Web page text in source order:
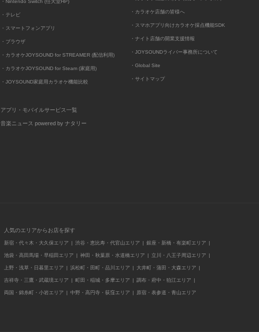
・Nintendo Switch (任天堂HP)
・テレビ
・スマートフォンアプリ
・ブラウザ
・カラオケJOYSOUND for STREAMER (配信利用)
・カラオケJOYSOUND for Steam (家庭用)
・JOYSOUND家庭用カラオケ機能比較
アプリ・モバイルサービス一覧
音楽ニュース powered by ナタリー
・カラオケ店舗の皆様へ
・スマホアプリ向けカラオケ採点機能SDK
・ナイト店舗の開業支援情報
・JOYSOUNDライバー事務所について
・Global Site
・サイトマップ
人気のエリアからお店を探す
新宿・代々木・大久保エリア 渋谷・恵比寿・代官山エリア 銀座・新橋・有楽町エリア
池袋・高田馬場・早稲田エリア 神田・秋葉原・水道橋エリア 立川・八王子周辺エリア
上野・浅草・日暮里エリア 浜松町・田町・品川エリア 大井町・蒲田・大森エリア
吉祥寺・三鷹・武蔵境エリア 町田・稲城・多摩エリア 調布・府中・狛江エリア
両国・錦糸町・小岩エリア 中野・高円寺・荻窪エリア 原宿・表参道・青山エリア